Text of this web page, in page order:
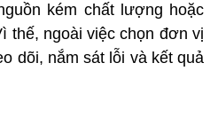
kém chất lượng hoặc
thế, ngoài việc chọn đơn vị
dõi, nắm sát lỗi và kết quả